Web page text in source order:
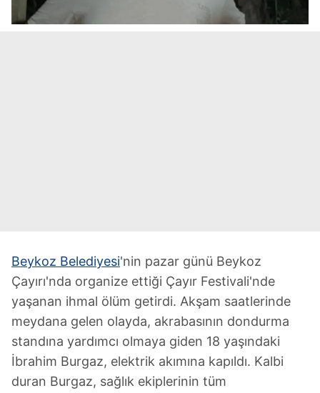
Beykoz Belediyesi'nin pazar günü Beykoz
Çayırı'nda organize ettiği Çayır Festivali'nde
yaşanan ihmal ölüm getirdi. Akşam saatlerinde
meydana gelen olayda, akrabasının dondurma
standına yardımcı olmaya giden 18 yaşındaki
İbrahim Burgaz, elektrik akımına kapıldı. Kalbi
duran Burgaz, sağlık ekiplerinin tüm